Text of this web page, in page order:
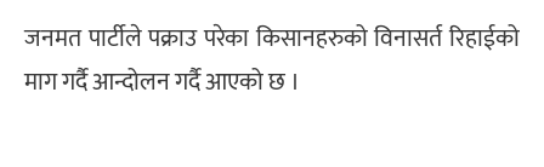
जनमत पार्टीले पक्राउ परेका किसानहरुको विनासर्त रिहाईको
माग गर्दै आन्दोलन गर्दै आएको छ ।